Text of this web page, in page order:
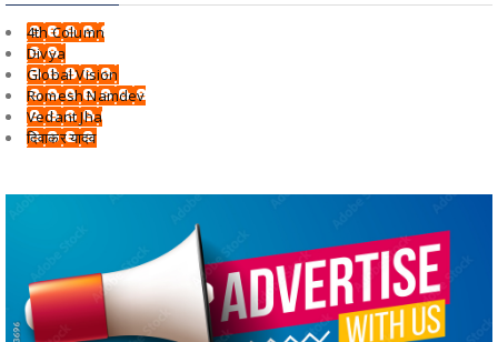
4th Column
Divya
Global Vision
Romesh Namdev
Vedant Jha
दिवाकर यादव